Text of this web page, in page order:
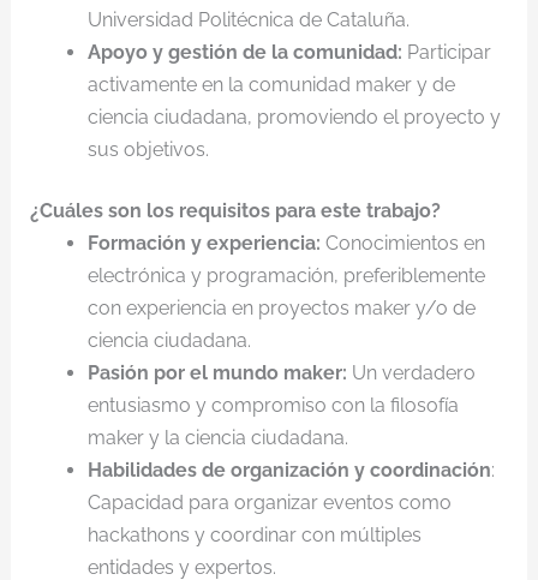
Universidad Politécnica de Cataluña.
Apoyo y gestión de la comunidad: Participar
activamente en la comunidad maker y de
ciencia ciudadana, promoviendo el proyecto y
sus objetivos.
¿Cuáles son los requisitos para este trabajo?
Formación y experiencia: Conocimientos en
electrónica y programación, preferiblemente
con experiencia en proyectos maker y/o de
ciencia ciudadana.
Pasión por el mundo maker: Un verdadero
entusiasmo y compromiso con la filosofía
maker y la ciencia ciudadana.
Habilidades de organización y coordinación:
Capacidad para organizar eventos como
hackathons y coordinar con múltiples
entidades y expertos.